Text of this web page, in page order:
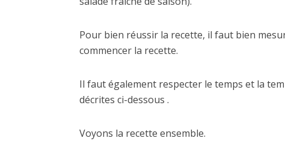
Pour bien réussir la recette, il faut bien
commencer la recette.
Il faut également respecter le temps et la
décrites ci-dessous .
Voyons la recette ensemble.